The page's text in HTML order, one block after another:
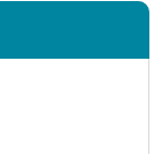
dans un